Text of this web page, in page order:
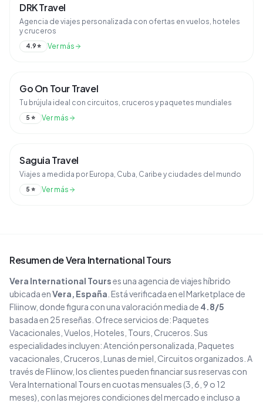
DRK Travel
Agencia de viajes personalizada con ofertas en vuelos, hoteles
y cruceros
4.9⭐ Ver más
Go On Tour Travel
Tu brújula ideal con circuitos, cruceros y paquetes mundiales
5 ⭐ Ver más
Saguia Travel
Viajes a medida por Europa, Cuba, Caribe y ciudades del mundo
5 ⭐ Ver más
Resumen deVera International Tours
Vera International Tourses una agencia de viajeshíbrido
ubicada enVera , España . Está verificada en el Marketplace de
Fliinow, donde figura con una valoración media de 4.8/5
basada en 25reseñas . Ofrece servicios de:Paquetes
Vacacionales, Vuelos, Hoteles, Tours, Cruceros Sus
especialidades incluyen: Atención personalizada, Paquetes
vacacionales, Cruceros, Lunas de miel, Circuitos organizados A
través de Fliinow, los clientes pueden financiar sus reservas con
Vera International Toursen cuotas mensuales (3, 6, 9 o 12
meses), con las mejores condiciones del mercado e incluso a